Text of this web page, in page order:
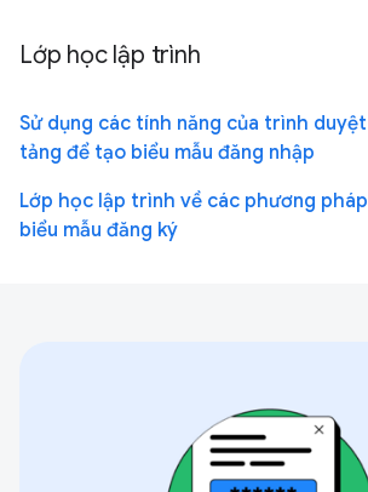
Lớp học lập trình
Sử dụng các tính năng của trình
tảng để tạo biểu mẫu đăng nhập
Lớp học lập trình về các phương
biểu mẫu đăng ký